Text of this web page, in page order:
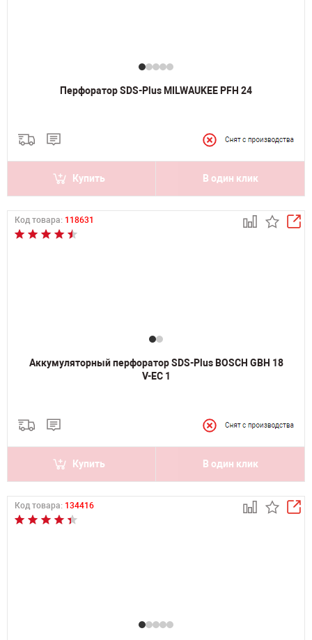
Перфоратор SDS-Plus MILWAUKEE PFH 24
Купить В один клик
Код товара: 118631
Аккумуляторный перфоратор SDS-Plus BOSCH GBH 18
V-EC 1
Купить В один клик
Код товара: 134416